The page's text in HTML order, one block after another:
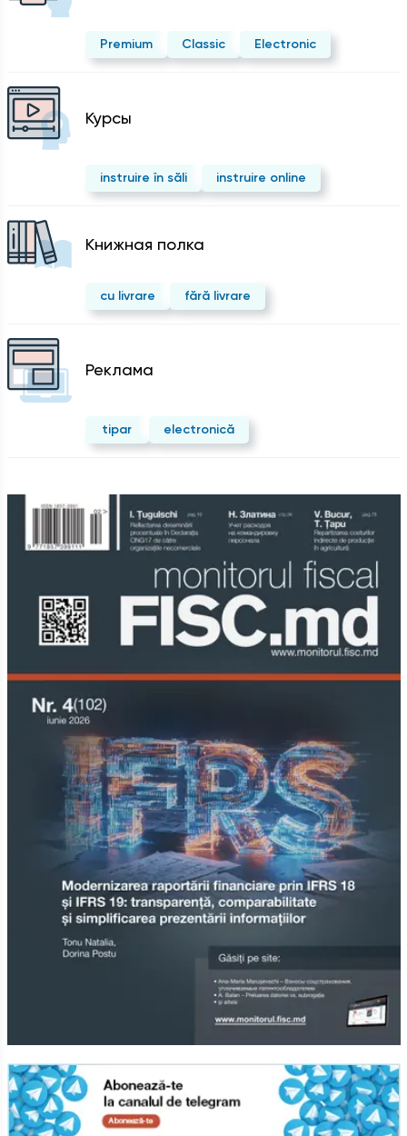
Premium Classic Electronic
Курсы
instruire în săli instruire online
Kнижная полка
cu livrare fără livrare
Реклама
tipar electronică